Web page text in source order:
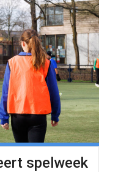
spelweek